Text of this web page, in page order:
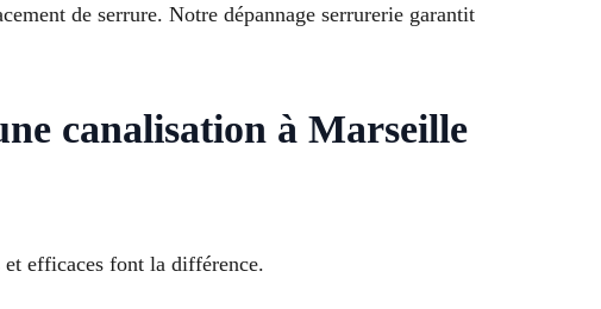
de serrure. Notre dépannage serrurerie garantit
canalisation à Marseille
efficaces font la différence.